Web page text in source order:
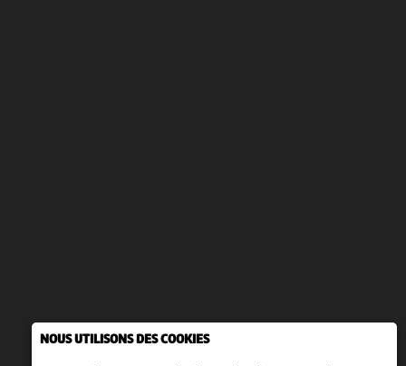
NOUS UTILISONS DES COOKIES